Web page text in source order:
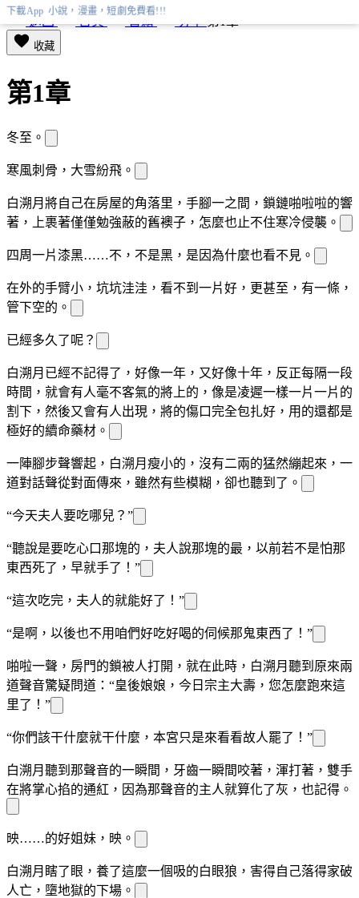
下載App 小說，漫畫，短劇免費看!!!
返回 首頁 書籍 分享 第1章
收藏
第1章
冬至。
寒風刺骨，大雪紛飛。
白溯月將自己在房屋的角落里，手腳一之間，鎖鏈啪啦啦的響
著，
上裹著僅僅勉強蔽的舊襖子，怎麼也止不住寒冷侵襲。
四周一片漆黑……不，不是黑，是因為什麼也看不見。
在外的手臂小 ，坑坑洼洼，看不到一片好 ，更甚至，有一條 ，
管下空的。
已經多久了呢？
白溯月已經不記得了，好像一年，又好像十年，反正每隔一段
時間，就會有人毫不客氣的將 上的 ，像是凌遲一樣一片一片的
割下，然後又會有人出現，將的傷口完全包扎好，用的還都是
極好的續命藥材。
一陣腳步聲響起，白溯月瘦小的，沒有二兩的猛然繃起來，一
道對話聲從對面傳來，雖然有些模糊，卻也聽到了。
“今天夫人要吃哪兒？”
“聽說是要吃心口那塊的，夫人說那塊的最 ，以前若不是怕那
東西死了，早就手了！”
“這次吃完，夫人的就能好了！”
“是啊，以後也不用咱們好吃好喝的伺候那鬼東西了！”
啪啦一聲，房門的鎖被人打開，就在此時，白溯月聽到原來兩
道聲音驚疑問道：“皇後娘娘，今日宗主大壽，您怎麼跑來這
里了！”
“你們該干什麼就干什麼，本宮只是來看看故人罷了！”
白溯月聽到那聲音的一瞬間，牙齒一瞬間咬著，渾打著 ，雙手
在將掌心掐的通紅，因為那聲音的主人就算化了灰， 也記得。
映……的好姐妹， 映 。
白溯月瞎了眼，養了這麼一個吸的白眼狼，害得自己落得家破
人亡，墮地獄的下場。